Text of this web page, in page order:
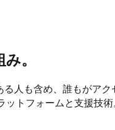
。
人も含め、誰もがア
トフォームと支援技術